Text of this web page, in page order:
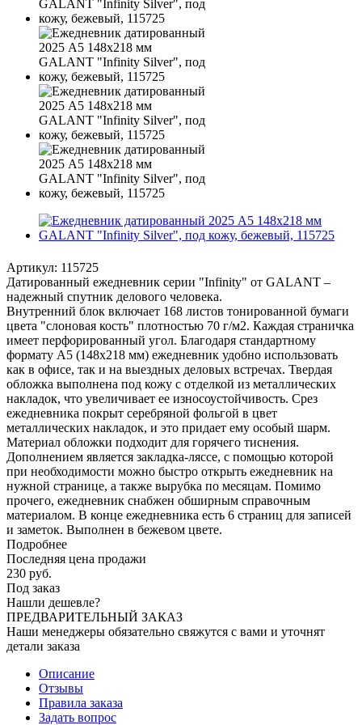
Артикул: 115725
Датированный ежедневник серии "Infinity" от GALANT –
надежный спутник делового человека.
Внутренний блок включает 168 листов тонированной бумаги
цвета "слоновая кость" плотностью 70 г/м2. Каждая страничка
имеет перфорированный угол. Благодаря стандартному
формату А5 (148х218 мм) ежедневник удобно использовать
как в офисе, так и на выездных деловых встречах. Твердая
обложка выполнена под кожу с отделкой из металлических
накладок, что увеличивает ее износоустойчивость. Срез
ежедневника покрыт серебряной фольгой в цвет
металлических накладок, и это придает ему особый шарм.
Материал обложки подходит для горячего тиснения.
Дополнением является закладка-ляссе, с помощью которой
при необходимости можно быстро открыть ежедневник на
нужной странице, а также вырубка по месяцам. Помимо
прочего, ежедневник снабжен обширным справочным
материалом. В конце ежедневника есть 6 страниц для записей
и заметок. Выполнен в бежевом цвете.
Подробнее
Последняя цена продажи
230 руб.
Под заказ
Нашли дешевле?
ПРЕДВАРИТЕЛЬНЫЙ ЗАКАЗ
Наши менеджеры обязательно свяжутся с вами и уточнят
детали заказа
Описание
Отзывы
Правила заказа
Задать вопрос